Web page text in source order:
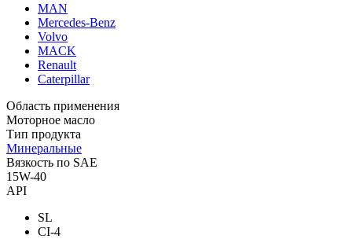
MAN
Mercedes-Benz
Volvo
MACK
Renault
Caterpillar
Область применения
Моторное масло
Тип продукта
Минеральные
Вязкость по SAE
15W-40
API
SL
CI-4